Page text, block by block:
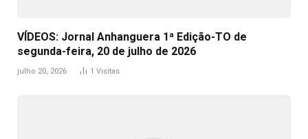
VÍDEOS: Jornal Anhanguera 1ª Edição-TO de
segunda-feira, 20 de julho de 2026
julho 20, 2026 1 Visitas